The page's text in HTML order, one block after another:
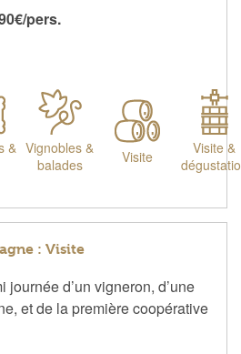
pers.
& Vignobles &
balades
Visite
Visite &
: Visite
d’un vigneron, d’une
et de la première coopérative